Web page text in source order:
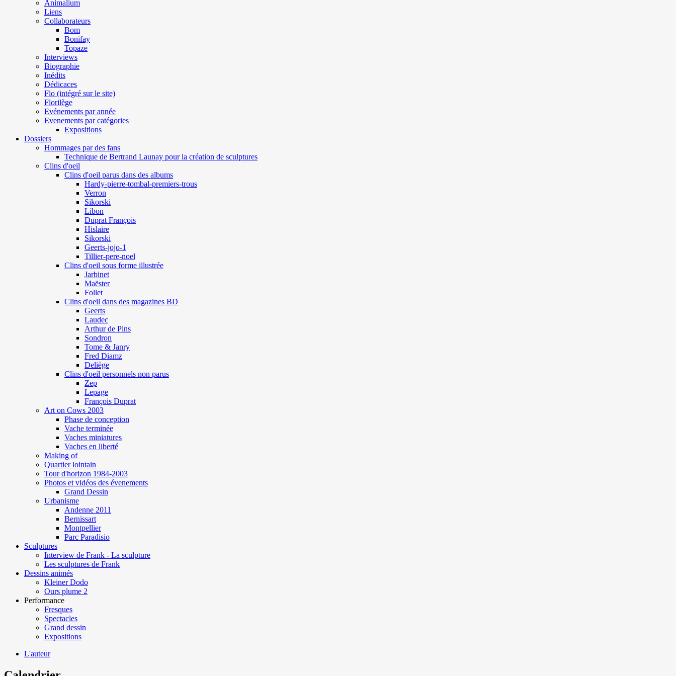
Animalium
Liens
Collaborateurs
Bom
Bonifay
Topaze
Interviews
Biographie
Inédits
Dédicaces
Flo (intégré sur le site)
Florilège
Evénements par année
Evenements par catégories
Expositions
Dossiers
Hommages par des fans
Technique de Bertrand Launay pour la création de sculptures
Clins d'oeil
Clins d'oeil parus dans des albums
Hardy-pierre-tombal-premiers-trous
Verron
Sikorski
Libon
Duprat François
Hislaire
Sikorski
Geerts-jojo-1
Tillier-pere-noel
Clins d'oeil sous forme illustrée
Jarbinet
Maëster
Follet
Clins d'oeil dans des magazines BD
Geerts
Laudec
Arthur de Pins
Sondron
Tome & Janry
Fred Diamz
Deliège
Clins d'oeil personnels non parus
Zep
Lepage
François Duprat
Art on Cows 2003
Phase de conception
Vache terminée
Vaches miniatures
Vaches en liberté
Making of
Quartier lointain
Tour d'horizon 1984-2003
Photos et vidéos des évenements
Grand Dessin
Urbanisme
Andenne 2011
Bernissart
Montpellier
Parc Paradisio
Sculptures
Interview de Frank - La sculpture
Les sculptures de Frank
Dessins animés
Kleiner Dodo
Ours plume 2
Performance
Fresques
Spectacles
Grand dessin
Expositions
L'auteur